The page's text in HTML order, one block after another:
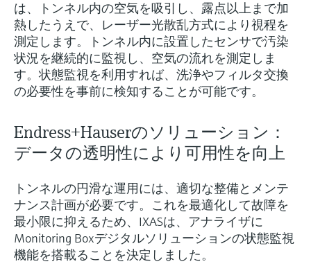
は、トンネル内の空気を吸引し、露点以上まで加
熱したうえで、レーザー光散乱方式により視程を
測定します。トンネル内に設置したセンサで汚染
状況を継続的に監視し、空気の流れを測定しま
す。状態監視を利用すれば、洗浄やフィルタ交換
の必要性を事前に検知することが可能です。
Endress+Hauserのソリューション：
データの透明性により可用性を向上
トンネルの円滑な運用には、適切な整備とメンテ
ナンス計画が必要です。これを最適化して故障を
最小限に抑えるため、IXASは、アナライザに
Monitoring Boxデジタルソリューションの状態監視
機能を搭載ることを決定しました。